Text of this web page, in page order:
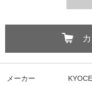
メーカー